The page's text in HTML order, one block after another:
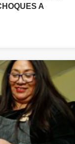
A